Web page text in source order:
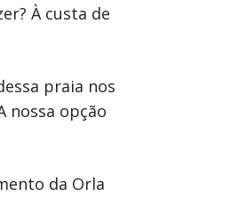
À custa de
praia nos
nossa opção
da Orla